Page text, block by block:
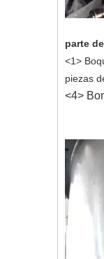
parte
<1>
piezas
<4>